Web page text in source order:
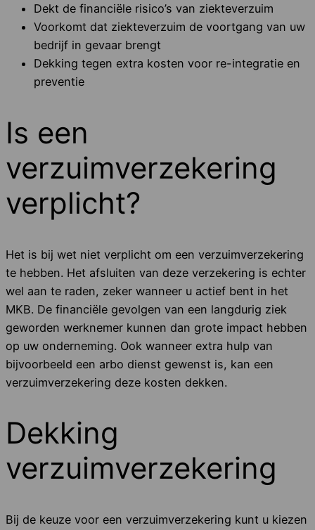
Dekt de financiële risico’s van ziekteverzuim
Voorkomt dat ziekteverzuim de voortgang van uw
bedrijf in gevaar brengt
Dekking tegen extra kosten voor re-integratie en
preventie
Is een
verzuimverzekering
verplicht?
Het is bij wet niet verplicht om een verzuimverzekering
te hebben. Het afsluiten van deze verzekering is echter
wel aan te raden, zeker wanneer u actief bent in het
MKB. De financiële gevolgen van een langdurig ziek
geworden werknemer kunnen dan grote impact hebben
op uw onderneming. Ook wanneer extra hulp van
bijvoorbeeld een arbo dienst gewenst is, kan een
verzuimverzekering deze kosten dekken.
Dekking
verzuimverzekering
Bij de keuze voor een verzuimverzekering kunt u kiezen